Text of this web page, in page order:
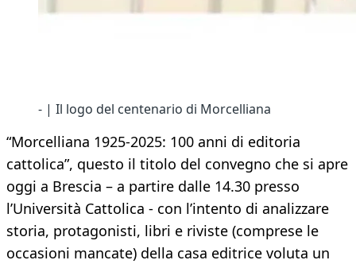
- | Il logo del centenario di Morcelliana
“Morcelliana 1925-2025: 100 anni di editoria
cattolica”, questo il titolo del convegno che si apre
oggi a Brescia – a partire dalle 14.30 presso
l’Università Cattolica - con l’intento di analizzare
storia, protagonisti, libri e riviste (comprese le
occasioni mancate) della casa editrice voluta un